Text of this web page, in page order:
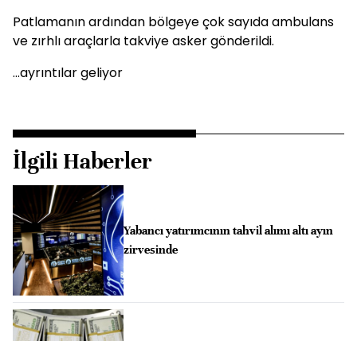
Patlamanın ardından bölgeye çok sayıda ambulans
ve zırhlı araçlarla takviye asker gönderildi.
...ayrıntılar geliyor
İlgili Haberler
Yabancı yatırımcının tahvil alımı altı ayın
zirvesinde